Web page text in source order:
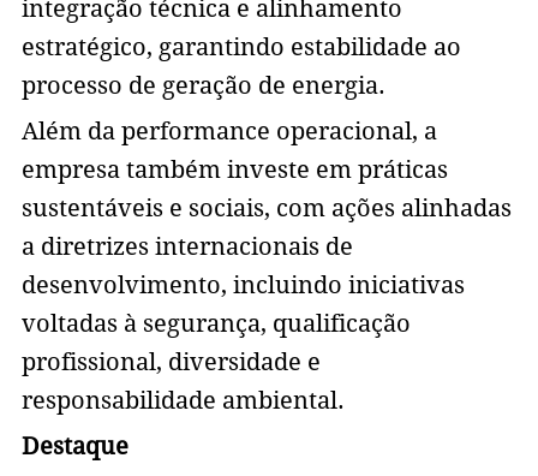
integração técnica e alinhamento
estratégico, garantindo estabilidade ao
processo de geração de energia.
Além da performance operacional, a
empresa também investe em práticas
sustentáveis e sociais, com ações alinhadas
a diretrizes internacionais de
desenvolvimento, incluindo iniciativas
voltadas à segurança, qualificação
profissional, diversidade e
responsabilidade ambiental.
Destaque